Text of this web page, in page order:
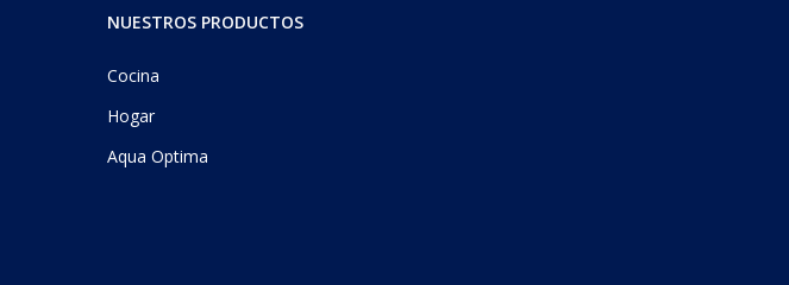
NUESTROS PRODUCTOS
Cocina
Hogar
Aqua Optima